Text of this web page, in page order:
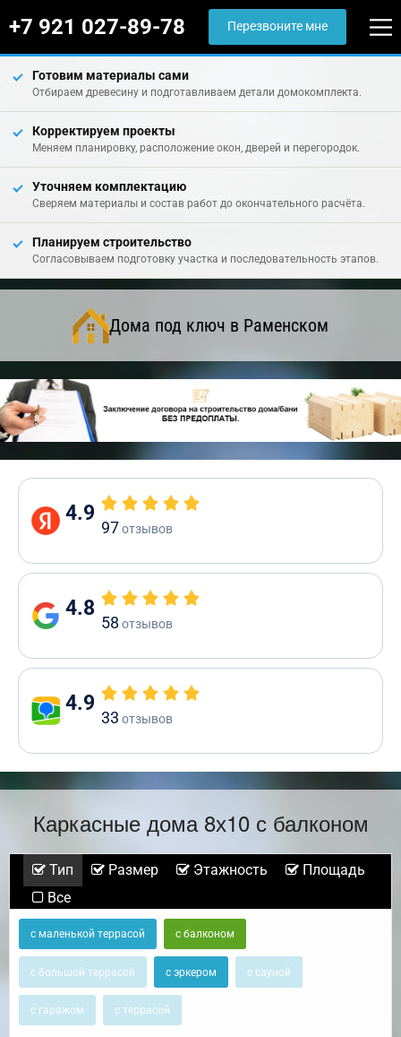
+7 921 027-89-78 Перезвоните мне
Готовим материалы сами
Отбираем древесину и подготавливаем детали домокомплекта.
Корректируем проекты
Меняем планировку, расположение окон, дверей и перегородок.
Уточняем комплектацию
Сверяем материалы и состав работ до окончательного расчёта.
Планируем строительство
Согласовываем подготовку участка и последовательность этапов.
Дома под ключ в Раменском
4.9
97отзывов
4.8
58 отзывов
4.9
33 отзывов
Каркасные дома 8х10 с балконом
Тип Размер Этажность
Площадь
Все
с маленькой террасой с балконом
с большой террасой с эркером с сауной
с гаражом с террасой